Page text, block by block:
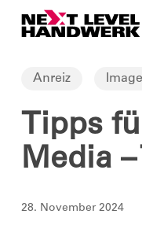
contentAnreiz Image
Tipps
Media –
28. November 2024